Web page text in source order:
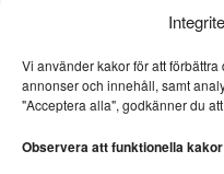
Vi använder kakor för att
annonser och innehåll, samt
"Acceptera alla", godkänner du
Observera att funktionella